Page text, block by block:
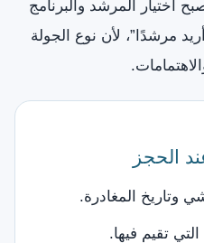
اختيار المرشد والبرنامج
مرشدًا”، لأن نوع الجولة
الحجز
وتاريخ المغادرة.
تقيم فيها.